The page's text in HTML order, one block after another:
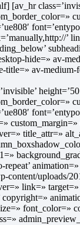
[av_hr
’
hide=» av-
title=» av-
title_attr=»
repeat’
content/uploads/
link=»
font_color=»